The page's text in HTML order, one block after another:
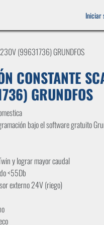
Iniciar
(99631736) GRUNDFOS
CONSTANTE
GRUNDFOS
bajo el software gratuito
y lograr mayor caudal
<55Db
externo 24V (riego)